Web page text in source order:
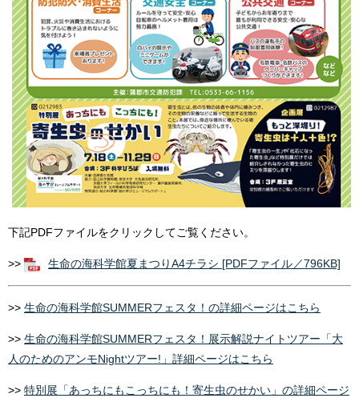
下記PDFファイルをクリックしてご覧ください。
>> 生命の海科学館夏まつりA4チラシ [PDFファイル／796KB]
>> 生命の海科学館SUMMERフェスタ！の詳細ページはこちら
>> 生命の海科学館SUMMERフェスタ！展示解説ナイトツアー「大
人のためのアンモNightツアー!」詳細ページはこちら
>> 特別展「あっちにもこっちにも！寄生虫のせかい」の詳細ページ